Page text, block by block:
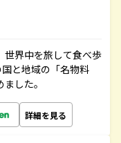
界中を旅して食べ歩
と地域の「名物料
した。
詳細を見る